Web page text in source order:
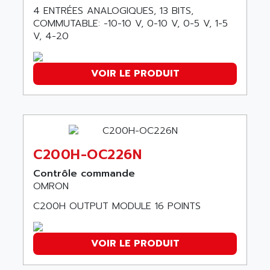
ALTIVAR 66
MICROMASTER
SY/MAX
ADVANTYS
APRIL 3000
VT5000
VT3000
VT
VSPA1
FERROMATIK PMC 1000
VT100
CNC ALPHA
SMART TOUCH
AEG
AEG MODICON
AEP
AERO - SHARP
AEROSEC INDUSTRIE
AEROTECH
AES
AESYS
AFDI
4 ENTRÉES ANALOGIQUES, 13 BITS,
COMMUTABLE: -10-10 V, 0-10 V, 0-5 V, 1-5
V, 4-20
VOIR LE PRODUIT
C200H-OC226N
Contrôle commande
OMRON
C200H OUTPUT MODULE 16 POINTS
VOIR LE PRODUIT